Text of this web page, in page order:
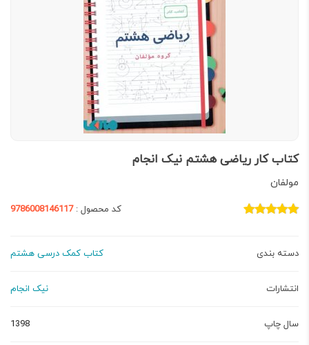
کتاب کار ریاضی هشتم نیک انجام
مولفان
کد محصول :9786008146117
دسته بندی کتاب کمک درسی هشتم
انتشارات نیک انجام
سال چاپ 1398